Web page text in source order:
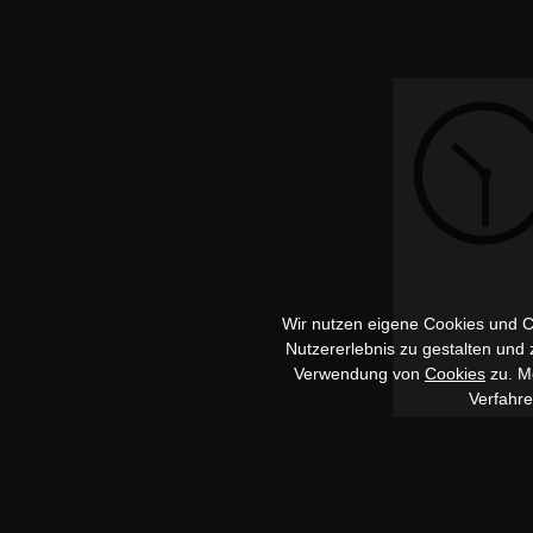
Wir nutzen eigene Cookies und
Nutzererlebnis zu gestalten
Verwendung von Cookies zu.